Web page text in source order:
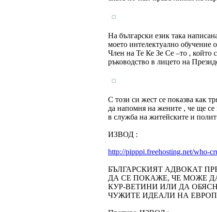
На български език така
моето интелектуално обучение
Член на Те Ке Зе Се –то , който
ръководство в лицето на
С този си жест се показва как
да напомня на жените , че ще
в служба на житейските и
ИЗВОД :
http://pipppi.freehosting.net/who-
БЪЛГАРСКИЯТ АДВОКАТ
ДА СЕ ПОКАЖЕ, ЧЕ МОЖЕ
КУР-ВЕТИНИ ИЛИ ДА
ЧУЖИТЕ ИДЕАЛИ НА